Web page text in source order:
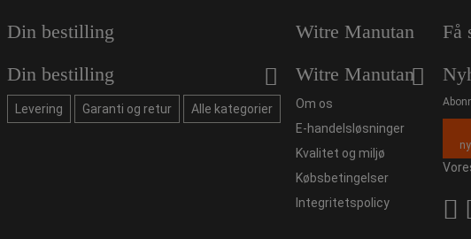
Din bestilling
Din bestilling
Levering Garanti og retur Alle kategorier
Witre Manutan
Witre Manutan
Om os
E-handelsløsninger
Kvalitet og miljø
Købsbetingelser
Integritetspolicy
Få